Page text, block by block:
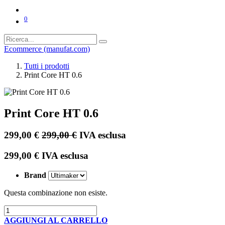
0
Ecommerce (manufat.com)
Tutti i prodotti
Print Core HT 0.6
Print Core HT 0.6
299,00 € 299,00€ IVA esclusa
299,00 € IVA esclusa
Brand
Questa combinazione non esiste.
AGGIUNGI AL CARRELLO